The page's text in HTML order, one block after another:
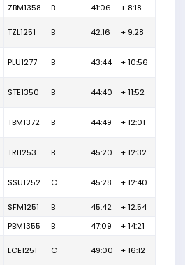
ZBM1358 B 41:06 + 8:18
TZL1251 B 42:16 + 9:28
PLU1277 B 43:44 + 10:56
STE1350 B 44:40 + 11:52
TBM1372 B 44:49 + 12:01
TRI1253 B 45:20 + 12:32
SSU1252 C 45:28 + 12:40
SFM1251 B 45:42
+ 12:54
PBM1355 B 47:09 + 14:21
LCE1251 C 49:00 + 16:12